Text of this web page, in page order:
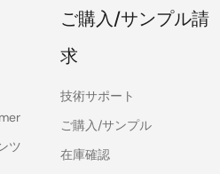
ツ
ご購入/サンプル請
求
技術サポート
ご購入/サンプル
在庫確認